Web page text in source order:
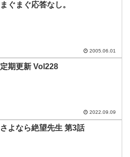
まぐまぐ応答なし。
2005.06.01
定期更新 Vol228
2022.09.09
さよなら絶望先生 第3話